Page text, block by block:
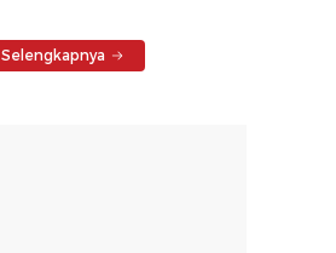
Selengkapnya